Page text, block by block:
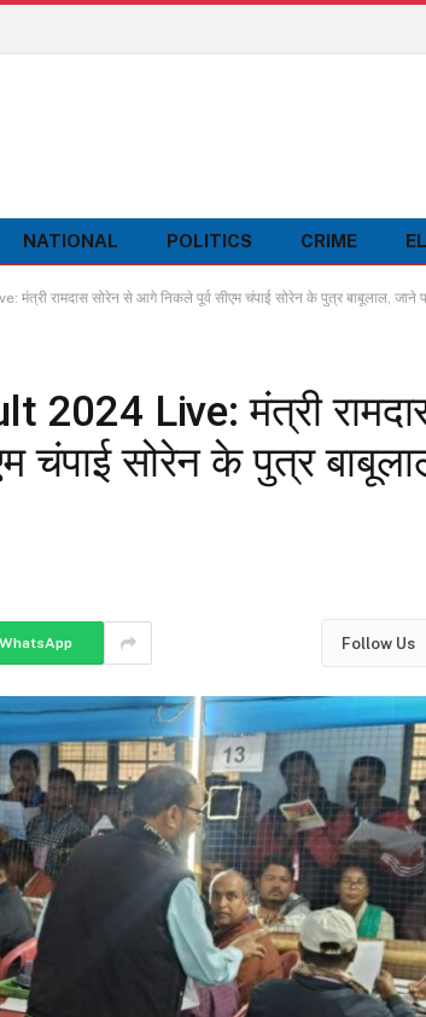
NATIONAL POLITICS CRIME
रामदास सोरेन से आगे निकले पूर्व सीएम चंपाई सोरेन के पुत्र बाबूलाल,
2024 Live: मंत्री
चंपाई सोरेन के पुत्र
WhatsApp Follow Us